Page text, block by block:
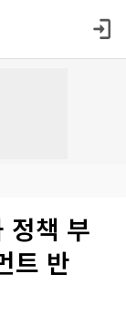
정책 부
트 반